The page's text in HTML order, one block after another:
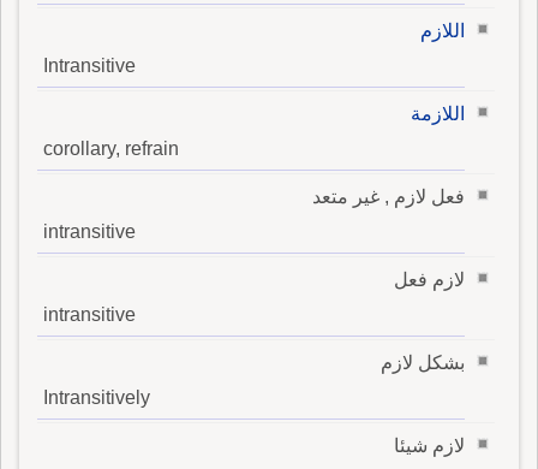
اللازم
Intransitive
اللازمة
corollary, refrain
فعل لازم , غير متعد
intransitive
لازم فعل
intransitive
بشكل لازم
Intransitively
لازم شيئا